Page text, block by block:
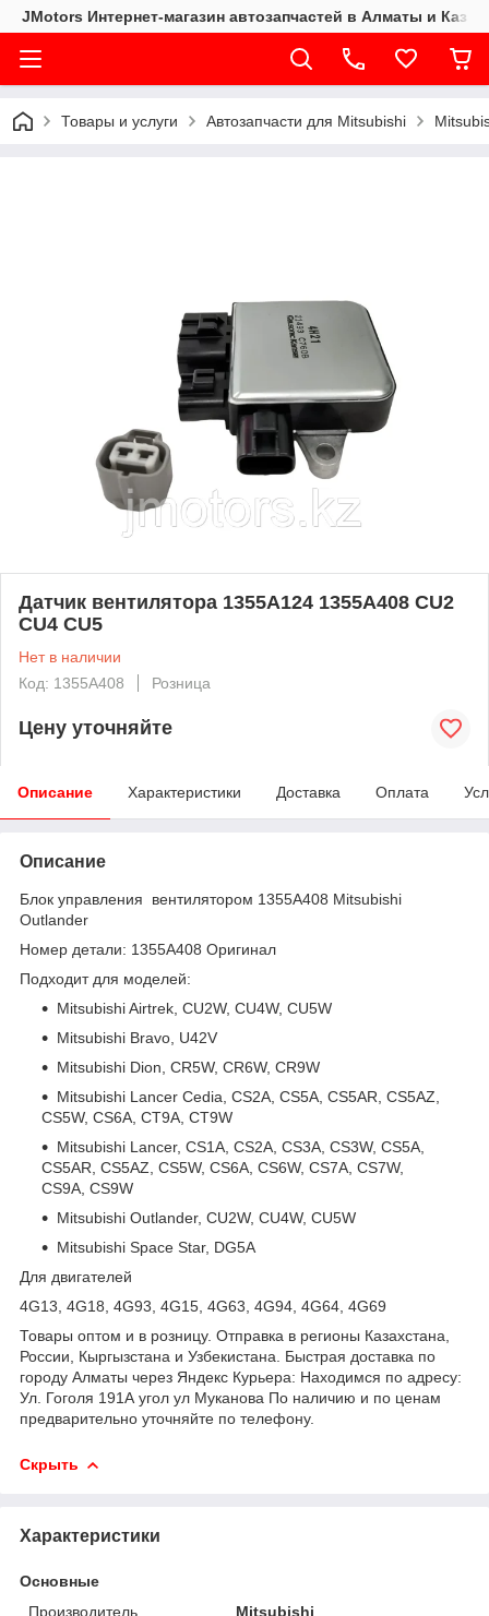
JMotors Интернет-магазин автозапчастей в Алматы и
Товары и услуги Автозапчасти для Mitsubishi
Датчик вентилятора 1355A124 1355A408 CU2
CU4 CU5
Нет в наличии
Код: 1355A408
Розница
Цену уточняйте
Описание Характеристики Доставка Оплата
Описание
Блок управления вентилятором 1355A408 Mitsubishi
Outlander
Номер детали: 1355A408 Оригинал
Подходит для моделей:
Mitsubishi Airtrek, CU2W, CU4W, CU5W
Mitsubishi Bravo, U42V
Mitsubishi Dion, CR5W, CR6W, CR9W
Mitsubishi Lancer Cedia, CS2A, CS5A, CS5AR, CS5AZ,
CS5W, CS6A, CT9A, CT9W
Mitsubishi Lancer, CS1A, CS2A, CS3A, CS3W, CS5A,
CS5AR, CS5AZ, CS5W, CS6A, CS6W, CS7A, CS7W,
CS9A, CS9W
Mitsubishi Outlander, CU2W, CU4W, CU5W
Mitsubishi Space Star, DG5A
Для двигателей
4G13, 4G18, 4G93, 4G15, 4G63, 4G94, 4G64, 4G69
Товары оптом и в розницу. Отправка в регионы Казахстана,
России, Кыргызстана и Узбекистана. Быстрая доставка по
городу Алматы через Яндекс Курьера: Находимся по адресу:
Ул. Гоголя 191А угол ул Муканова По наличию и по ценам
предварительно уточняйте по телефону.
Скрыть
Характеристики
Основные
Производитель
Mitsubishi